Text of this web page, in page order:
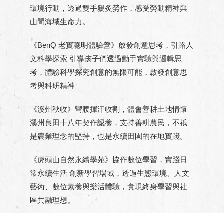
環境行動，透過雙手親炙勞作，感受勞動精神與
山間海域生命力。
《BenQ 老實聰明體驗營》啟發創意思考，引路人
文科學探索 引導孩子們透過動手實驗與邏輯思
考，體驗科學探究創意的無限可能，啟發創意思
考與科研精神
《溪州秋收》彎腰揮汗收割，體會善耕土地情懷
溪州良田十八年契作認養，支持善耕農民，不祇
是農業理念的堅持，也是永續田園的在地實踐。
《虎頭山自然永續學苑》協作數位學習，實踐日
常永續生活 創新學習場域，透過生態環境、人文
藝術、數位素養與樂活體驗，實現終身學習與社
區共融理想。